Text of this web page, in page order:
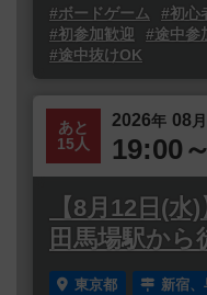
#ボードゲーム
#初心
#初参加歓迎
#途中参
#途中抜けOK
あと
15人
2026年 08 月
19:00
【8月12日(
田馬場駅から
東京都 新宿